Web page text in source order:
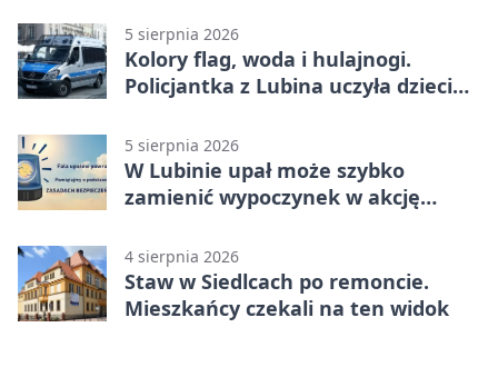
5 sierpnia 2026
Kolory flag, woda i hulajnogi.
Policjantka z Lubina uczyła dzieci
5 sierpnia 2026
W Lubinie upał może szybko
zamienić wypoczynek w akcję
4 sierpnia 2026
Staw w Siedlcach po remoncie.
Mieszkańcy czekali na ten widok